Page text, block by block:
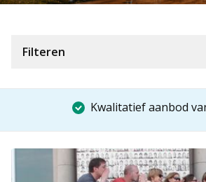
Filteren
Kwalitatief aanbod